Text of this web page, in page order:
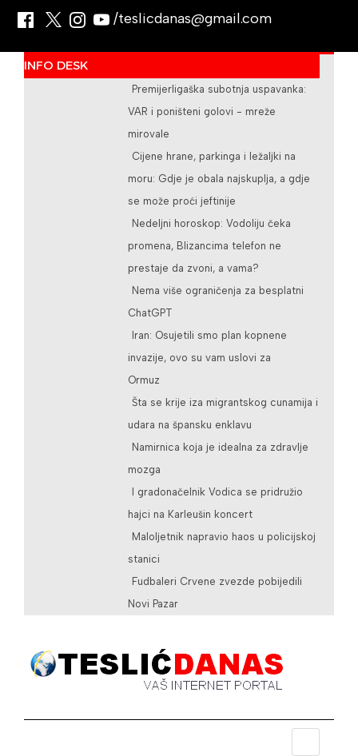
/teslicdanas@gmail.com
INFO DESK
Premijerligaška subotnja uspavanka:
VAR i poništeni golovi - mreže
mirovale
Cijene hrane, parkinga i ležaljki na
moru: Gdje je obala najskuplja, a gdje
se može proći jeftinije
Nedeljni horoskop: Vodoliju čeka
promena, Blizancima telefon ne
prestaje da zvoni, a vama?
Nema više ograničenja za besplatni
ChatGPT
Iran: Osujetili smo plan kopnene
invazije, ovo su vam uslovi za
Ormuz
Šta se krije iza migrantskog cunamija i
udara na špansku enklavu
Namirnica koja je idealna za zdravlje
mozga
I gradonačelnik Vodica se pridružio
hajci na Karleušin koncert
Maloljetnik napravio haos u policijskoj
stanici
Fudbaleri Crvene zvezde pobijedili
Novi Pazar